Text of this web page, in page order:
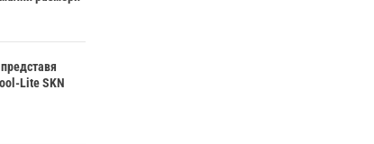
Lite SKN